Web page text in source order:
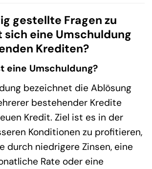
gestellte Fragen zu
sich eine Umschuldung
Krediten?
eine Umschuldung?
bezeichnet die Ablösung
bestehender Kredite
Kredit. Ziel ist es in der
Konditionen zu profitieren,
durch niedrigere Zinsen, eine
Rate oder eine